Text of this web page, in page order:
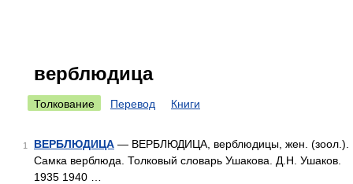
верблюдица
Толкование Перевод Книги
1 ВЕРБЛЮДИЦА — ВЕРБЛЮДИЦА, верблюдицы, жен. (зоол.).
Самка верблюда. Толковый словарь Ушакова. Д.Н. Ушаков.
1935 1940 …